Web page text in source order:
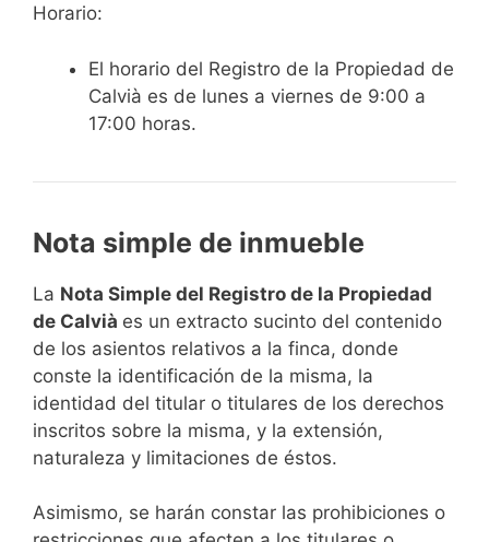
Horario:
El horario del Registro de la Propiedad de
Calvià es de lunes a viernes de 9:00 a
17:00 horas.
Nota simple de inmueble
La Nota Simple del Registro de la Propiedad
de Calvià es un extracto sucinto del contenido
de los asientos relativos a la finca, donde
conste la identificación de la misma, la
identidad del titular o titulares de los derechos
inscritos sobre la misma, y la extensión,
naturaleza y limitaciones de éstos.
Asimismo, se harán constar las prohibiciones o